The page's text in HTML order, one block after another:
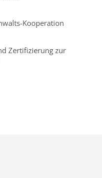
Kooperation
Zertifizierung zur